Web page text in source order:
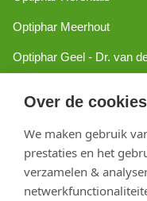
Over de
We maken gebruik
prestaties en het
verzamelen &
Optiphar Meerhout
Optiphar Geel - Dr. van
Optiphar Mol
Copyright 2026